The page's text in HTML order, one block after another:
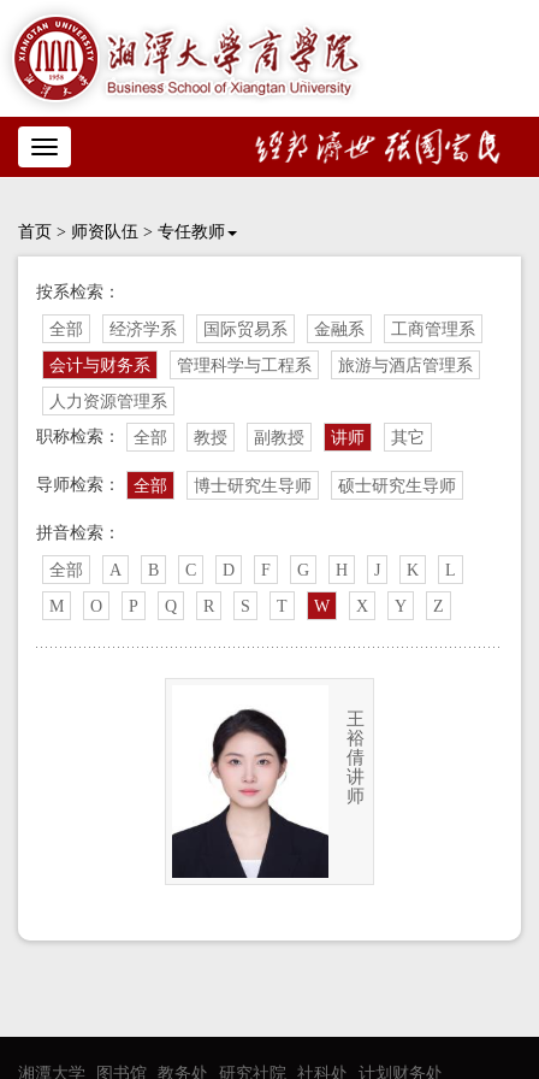
Toggle
navigation
首页 > 师资队伍 > 专任教师
按系检索：
全部 经济学系 国际贸易系 金融系
工商管理系
会计与财务系
管理科学与工程系
旅游与酒店管理系
人力资源管理系
职称检索：
全部 教授 副教授 讲师 其它
导师检索： 全部 博士研究生导师 硕士研究生导师
拼音检索：
全部 A B C D F G H J K
L
M
O P Q R S T W X Y Z
王
裕
倩
讲
师
湘潭大学 图书馆 教务处 研究社院 社科处 计划财务处